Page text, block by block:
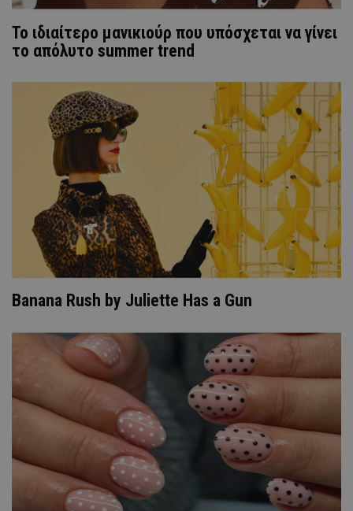
Το ιδιαίτερο μανικιούρ που υπόσχεται να γίνει
το απόλυτο summer trend
Banana Rush by Juliette Has a Gun